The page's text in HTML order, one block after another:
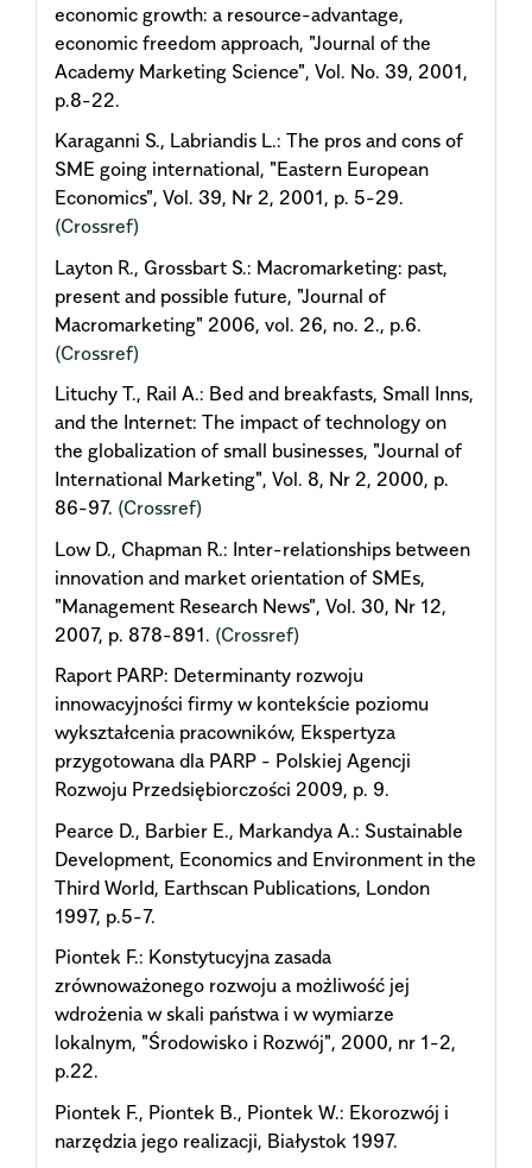
economic growth: a resource-advantage,
economic freedom approach, "Journal of the
Academy Marketing Science", Vol. No. 39, 2001,
p.8-22.
Karaganni S., Labriandis L.: The pros and cons of
SME going international, "Eastern European
Economics", Vol. 39, Nr 2, 2001, p. 5-29.
(Crossref)
Layton R., Grossbart S.: Macromarketing: past,
present and possible future, "Journal of
Macromarketing" 2006, vol. 26, no. 2., p.6.
(Crossref)
Lituchy T., Rail A.: Bed and breakfasts, Small Inns,
and the Internet: The impact of technology on
the globalization of small businesses, "Journal of
International Marketing", Vol. 8, Nr 2, 2000, p.
86-97. (Crossref)
Low D., Chapman R.: Inter-relationships between
innovation and market orientation of SMEs,
"Management Research News", Vol. 30, Nr 12,
2007, p. 878-891. (Crossref)
Raport PARP: Determinanty rozwoju
innowacyjności firmy w kontekście poziomu
wykształcenia pracowników, Ekspertyza
przygotowana dla PARP - Polskiej Agencji
Rozwoju Przedsiębiorczości 2009, p. 9.
Pearce D., Barbier E., Markandya A.: Sustainable
Development, Economics and Environment in the
Third World, Earthscan Publications, London
1997, p.5-7.
Piontek F.: Konstytucyjna zasada
zrównoważonego rozwoju a możliwość jej
wdrożenia w skali państwa i w wymiarze
lokalnym, "Środowisko i Rozwój", 2000, nr 1-2,
p.22.
Piontek F., Piontek B., Piontek W.: Ekorozwój i
narzędzia jego realizacji, Białystok 1997.